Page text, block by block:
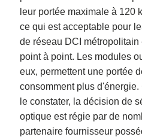
leur portée maximale à 120
ce qui est acceptable pour
de réseau DCI
point à point. Les modules
eux, permettent une portée
consomment plus
le constater, la décision de
optique est régie par de
partenaire fournisseur